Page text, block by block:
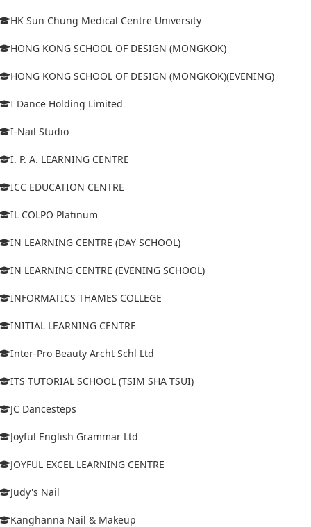
HK Sun Chung Medical Centre University
HONG KONG SCHOOL OF DESIGN (MONGKOK)
HONG KONG SCHOOL OF DESIGN (MONGKOK)(EVENING)
I Dance Holding Limited
I-Nail Studio
I. P. A. LEARNING CENTRE
ICC EDUCATION CENTRE
IL COLPO Platinum
IN LEARNING CENTRE (DAY SCHOOL)
IN LEARNING CENTRE (EVENING SCHOOL)
INFORMATICS THAMES COLLEGE
INITIAL LEARNING CENTRE
Inter-Pro Beauty Archt Schl Ltd
ITS TUTORIAL SCHOOL (TSIM SHA TSUI)
JC Dancesteps
Joyful English Grammar Ltd
JOYFUL EXCEL LEARNING CENTRE
Judy's Nail
Kanghanna Nail & Makeup